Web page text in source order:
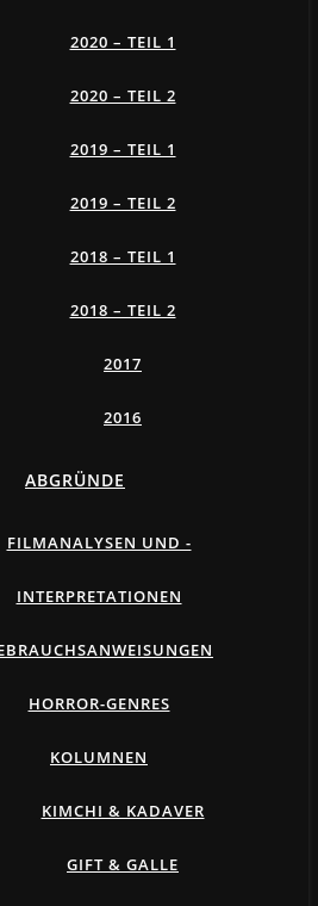
2020 – TEIL 1
2020 – TEIL 2
2019 – TEIL 1
2019 – TEIL 2
2018 – TEIL 1
2018 – TEIL 2
2017
2016
ABGRÜNDE
FILMANALYSEN UND -
INTERPRETATIONEN
HORROR-GENRES
KOLUMNEN
KIMCHI & KADAVER
GIFT & GALLE